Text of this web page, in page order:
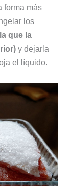
forma más
los
que la
y dejarla
el líquido.